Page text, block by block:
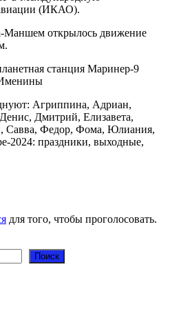
(ИКАО).
Маншем открылось движение
станция Маринер-9
Агриппина, Адриан,
Дмитрий, Елизавета,
Савва, Федор, Фома, Юлиания,
2024: праздники, выходные,
для того, чтобы проголосовать.
Поиск